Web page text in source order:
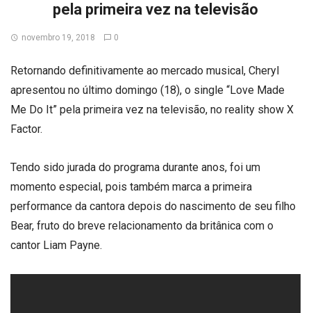
pela primeira vez na televisão
novembro 19, 2018 0
Retornando definitivamente ao mercado musical, Cheryl
apresentou no último domingo (18), o single “Love Made
Me Do It” pela primeira vez na televisão, no reality show X
Factor.
Tendo sido jurada do programa durante anos, foi um
momento especial, pois também marca a primeira
performance da cantora depois do nascimento de seu filho
Bear, fruto do breve relacionamento da britânica com o
cantor Liam Payne.